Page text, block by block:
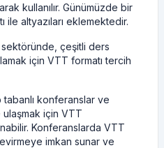
kullanılır. Günümüzde bir
altyazıları eklemektedir.
sektöründe, çeşitli ders
için VTT formatı tercih
tabanlı konferanslar ve
için VTT
Konferanslarda VTT
imkan sunar ve